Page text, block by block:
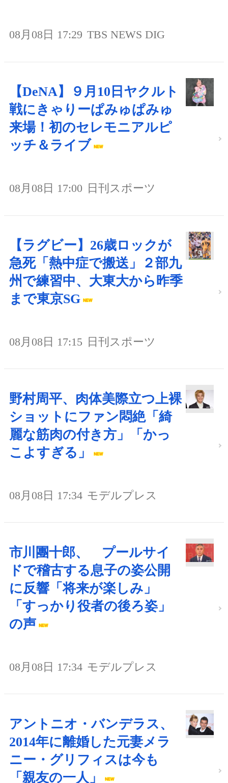
08月08日 17:29 TBS NEWS DIG
【DeNA】９月10日ヤクルト
戦にきゃりーぱみゅぱみゅ
来場！初のセレモニアルピ
ッチ＆ライブ
08月08日 17:00 日刊スポーツ
【ラグビー】26歳ロックが
急死「熱中症で搬送」２部九
州で練習中、大東大から昨季
まで東京SG
08月08日 17:15 日刊スポーツ
野村周平、肉体美際立つ上裸
ショットにファン悶絶「綺
麗な筋肉の付き方」「かっ
こよすぎる」
08月08日 17:34 モデルプレス
市川團十郎、 プールサイ
ドで稽古する息子の姿公開
に反響「将来が楽しみ」
「すっかり役者の後ろ姿」
の声
08月08日 17:34 モデルプレス
アントニオ・バンデラス、
2014年に離婚した元妻メラ
ニー・グリフィスは今も
「親友の一人」